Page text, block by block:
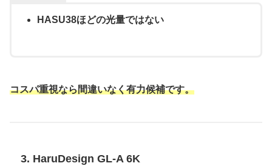
HASU38ほどの光量ではない
コスパ重視なら間違いなく有力候補です。
3. HaruDesign GL-A 6K